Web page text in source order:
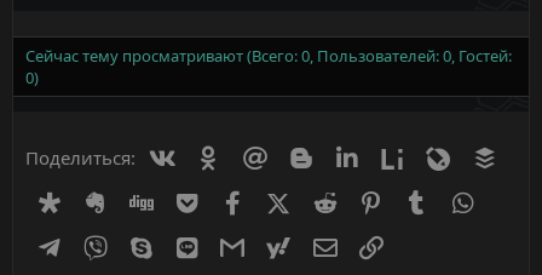
Сейчас тему просматривают (Всего: 0, Пользователей: 0, Гостей:
0)
Поделиться: ВконтактеОдноклассники
Mail.ru BloggerLinkedinLiveinternet
Livejournal
DiasporaEvernoteDigg GetpocketFacebookX (Twitter)
Reddit PinterestTumblr
Telegram
Viber Skype Line GmailyahoomailЭлектронная почта